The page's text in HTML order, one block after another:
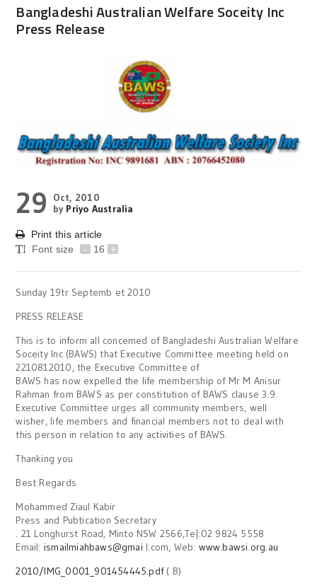
Bangladeshi Australian Welfare Soceity Inc
Press Release
29
Oct, 2010
by Priyo Australia
Print this article
Font size
- 16 +
Sunday 19tr Septemb et 2010
PRESS RELEASE
This is to inform all concemed of Bangladeshi Australian Welfare
Soceity Inc (BAWS) that Executive Committee meeting held on
2210812010, the Executive Committee of
BAWS has now expelled the life membership of Mr M Anisur
Rahman from BAWS as per constitution of BAWS clause 3.9.
Executive Committee urges all community members, well
wisher, life members and financial members not to deal with
this person in relation to any activities of BAWS.
Thanking you
Best Regards
Mohammed Ziaul Kabir
Press and Pubtication Secretary
. 21 Longhurst Road, Minto NSW 2566,Te|:02 9824 5558
Email: ismailmiahbaws@gmai l.com, Web: www.bawsi.org.au
2010/IMG_0001_901454445.pdf ( B)